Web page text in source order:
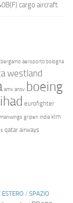
cargo aircraft
aeroporto bologna
westland
amx ansv boeing
eurofighter
gripen india klm
qatar airways
/ SPAZIO